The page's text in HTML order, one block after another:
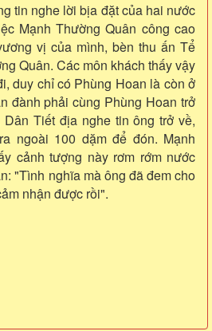
tin nghe lời bịa đặt của hai nước
Mạnh Thường Quân công cao
vị của mình, bèn thu ấn Tể
Quân. Các môn khách thấy vậy
duy chỉ có Phùng Hoan là còn ở
đành phải cùng Phùng Hoan trở
Tiết địa nghe tin ông trở về,
ngoài 100 dặm để đón. Mạnh
cảnh tượng này rơm rớm nước
"Tình nghĩa mà ông đã đem cho
nhận được rồi".